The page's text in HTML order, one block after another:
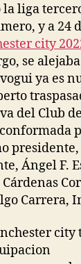
liga
y a 24
city
se
ya es
del Club
presidente,
Ángel F.
Carrera,